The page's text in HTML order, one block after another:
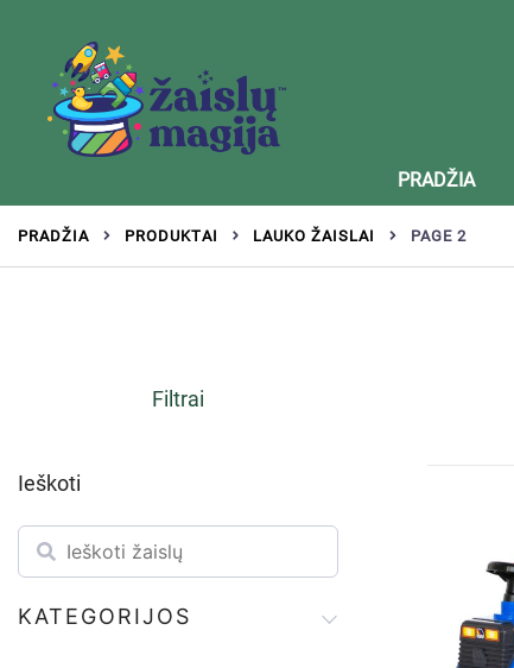
Zaislumagija.lt – žaislų parduotuvė vaikams
Žaislai tinkantys įvairaus amžiaus vaikamsPRADŽIA
PRADŽIA PRODUKTAI LAUKO ŽAISLAI PAGE 2
Filtrai
Ieškoti
KATEGORIJOS